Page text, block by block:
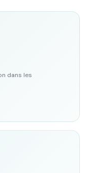
dans les